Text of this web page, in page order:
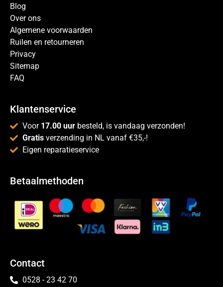
Blog
Over ons
Algemene voorwaarden
Ruilen en retourneren
Privacy
Sitemap
FAQ
Klantenservice
Voor 17.00 uur besteld, is vandaag verzonden!
Gratis verzending in NL vanaf €35,-!
Eigen reparatieservice
Betaalmethoden
Contact
0528 - 23 42 70